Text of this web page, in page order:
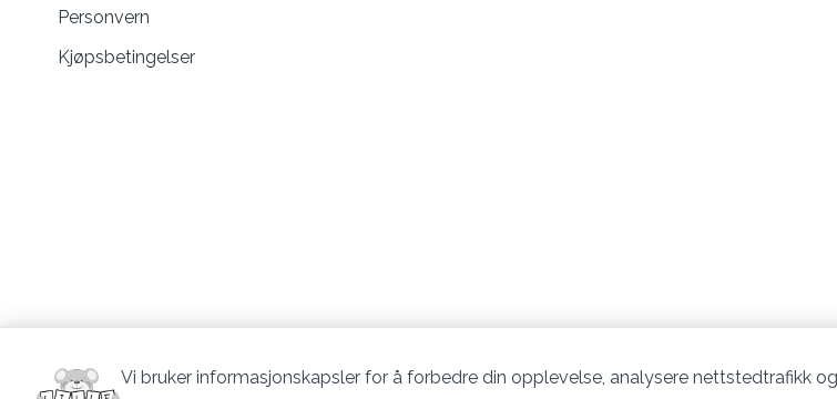
Personvern
Kjøpsbetingelser
Vi bruker informasjonskapsler for å forbedre din opplevelse, analysere nettstedtrafikk